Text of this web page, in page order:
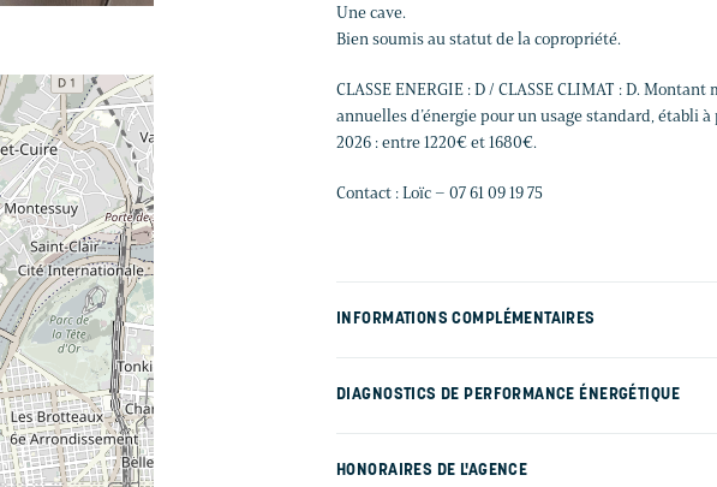
Une cave.
Bien soumis au statut de la copropriété.
CLASSE ENERGIE : D / CLASSE CLIMAT : D.
annuelles d’énergie pour un usage standard, établi
2026 : entre 1220€ et 1680€.
Contact : Loïc – 07 61 09 19 75
INFORMATIONS COMPLÉMENTAIRES
DIAGNOSTICS DE PERFORMANCE ÉNERGÉTIQUE
HONORAIRES DE L'AGENCE